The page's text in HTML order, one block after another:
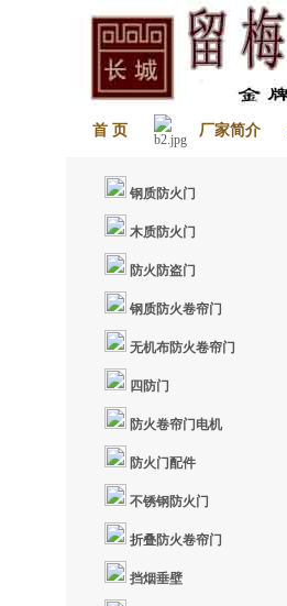
首 页 厂家简介
钢质防火门
木质防火门
防火防盗门
钢质防火卷帘门
无机布防火卷帘门
四防门
防火卷帘门电机
防火门配件
不锈钢防火门
折叠防火卷帘门
挡烟垂壁